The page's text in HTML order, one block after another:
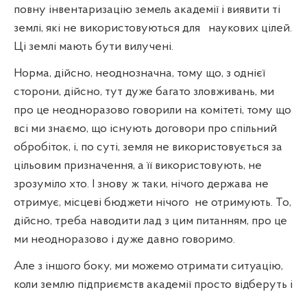
повну інвентаризацію земель академії і виявити ті
землі, які не використовуються для
наукових цілей.
Ці землі мають бути вилучені.
Норма, дійсно, неоднозначна, тому що, з однієї
сторони, дійсно, тут дуже багато зловживань, ми
про це неодноразово говорили на комітеті, тому що
всі ми знаємо, що існують договори про спільний
обробіток, і, по суті, земля не використовується за
цільовим призначення, а її використовують, не
зрозуміло хто. І знову ж таки, нічого держава не
отримує, місцеві бюджети нічого не отримують. То,
дійсно, треба наводити лад з цим питанням, про це
ми неодноразово і дуже давно говоримо.
Але з іншого боку, ми можемо отримати ситуацію,
коли землю підприємств академії просто відберуть і